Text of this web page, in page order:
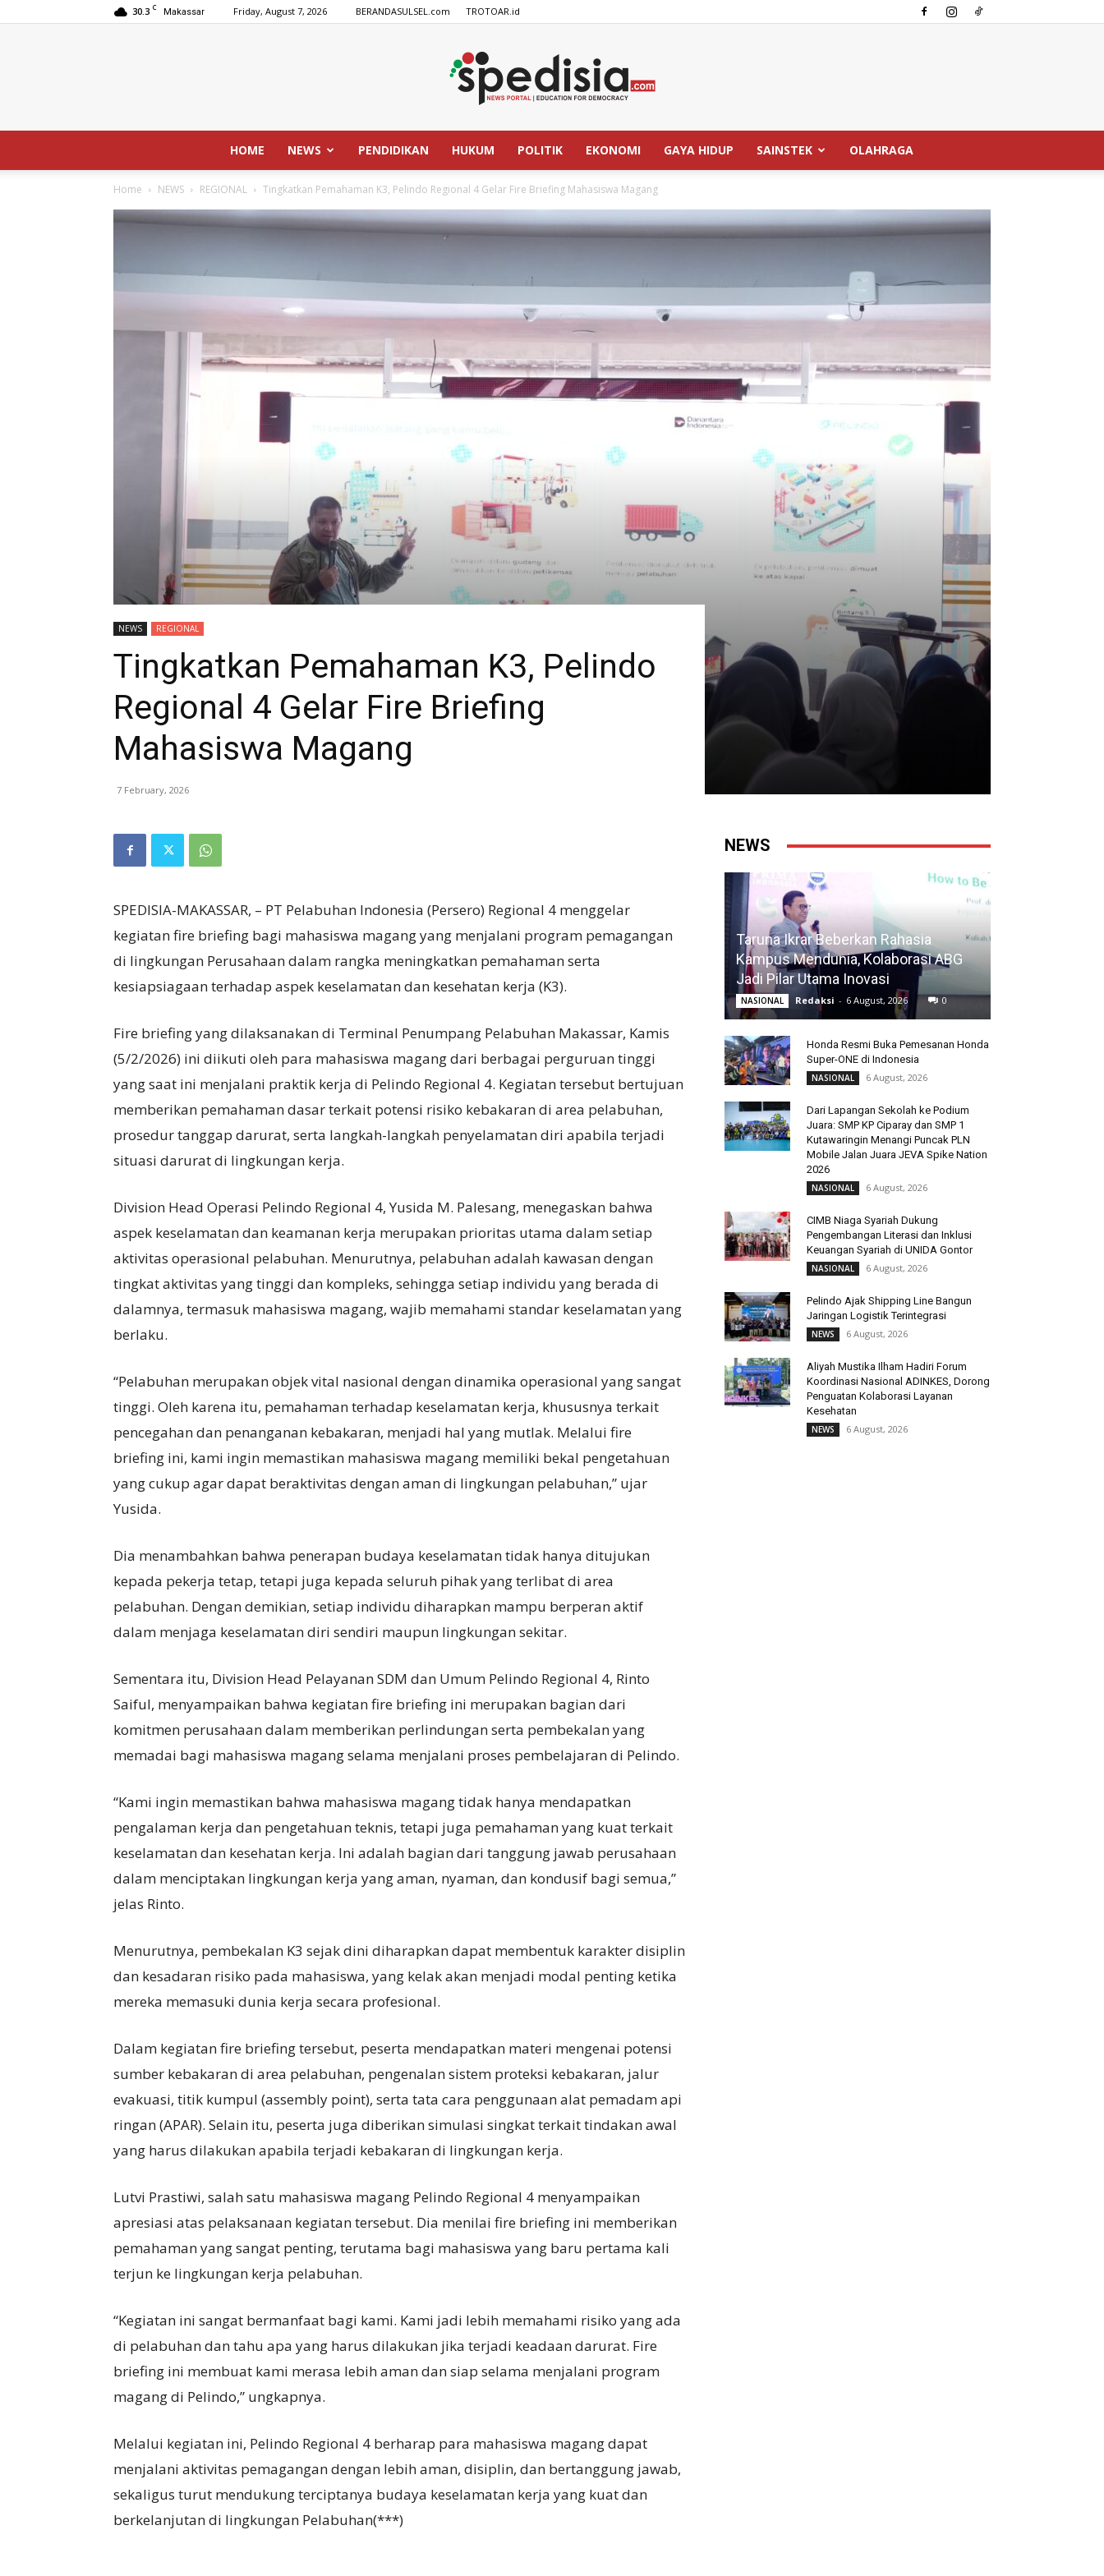
30.3 C Makassar Friday, August 7, 2026 BERANDASULSEL.com TROTOAR.id
SPEDISIA.com
HOME NEWS PENDIDIKAN HUKUM POLITIK EKONOMI GAYA HIDUP SAINSTEK OLAHRAGA
Home NEWS REGIONAL Tingkatkan Pemahaman K3, Pelindo Regional 4 Gelar Fire Briefing Mahasiswa Magang
NEWS REGIONAL
Tingkatkan Pemahaman K3, Pelindo
Regional 4 Gelar Fire Briefing
Mahasiswa Magang
7 February, 2026
SPEDISIA-MAKASSAR, – PT Pelabuhan Indonesia (Persero) Regional 4 menggelar
kegiatan fire briefing bagi mahasiswa magang yang menjalani program pemagangan
di lingkungan Perusahaan dalam rangka meningkatkan pemahaman serta
kesiapsiagaan terhadap aspek keselamatan dan kesehatan kerja (K3).
Fire briefing yang dilaksanakan di Terminal Penumpang Pelabuhan Makassar, Kamis
(5/2/2026) ini diikuti oleh para mahasiswa magang dari berbagai perguruan tinggi
yang saat ini menjalani praktik kerja di Pelindo Regional 4. Kegiatan tersebut bertujuan
memberikan pemahaman dasar terkait potensi risiko kebakaran di area pelabuhan,
prosedur tanggap darurat, serta langkah-langkah penyelamatan diri apabila terjadi
situasi darurat di lingkungan kerja.
Division Head Operasi Pelindo Regional 4, Yusida M. Palesang, menegaskan bahwa
aspek keselamatan dan keamanan kerja merupakan prioritas utama dalam setiap
aktivitas operasional pelabuhan. Menurutnya, pelabuhan adalah kawasan dengan
tingkat aktivitas yang tinggi dan kompleks, sehingga setiap individu yang berada di
dalamnya, termasuk mahasiswa magang, wajib memahami standar keselamatan yang
berlaku.
“Pelabuhan merupakan objek vital nasional dengan dinamika operasional yang sangat
tinggi. Oleh karena itu, pemahaman terhadap keselamatan kerja, khususnya terkait
pencegahan dan penanganan kebakaran, menjadi hal yang mutlak. Melalui fire
briefing ini, kami ingin memastikan mahasiswa magang memiliki bekal pengetahuan
yang cukup agar dapat beraktivitas dengan aman di lingkungan pelabuhan,” ujar
Yusida.
Dia menambahkan bahwa penerapan budaya keselamatan tidak hanya ditujukan
kepada pekerja tetap, tetapi juga kepada seluruh pihak yang terlibat di area
pelabuhan. Dengan demikian, setiap individu diharapkan mampu berperan aktif
dalam menjaga keselamatan diri sendiri maupun lingkungan sekitar.
Sementara itu, Division Head Pelayanan SDM dan Umum Pelindo Regional 4, Rinto
Saiful, menyampaikan bahwa kegiatan fire briefing ini merupakan bagian dari
komitmen perusahaan dalam memberikan perlindungan serta pembekalan yang
memadai bagi mahasiswa magang selama menjalani proses pembelajaran di Pelindo.
“Kami ingin memastikan bahwa mahasiswa magang tidak hanya mendapatkan
pengalaman kerja dan pengetahuan teknis, tetapi juga pemahaman yang kuat terkait
keselamatan dan kesehatan kerja. Ini adalah bagian dari tanggung jawab perusahaan
dalam menciptakan lingkungan kerja yang aman, nyaman, dan kondusif bagi semua,”
jelas Rinto.
Menurutnya, pembekalan K3 sejak dini diharapkan dapat membentuk karakter disiplin
dan kesadaran risiko pada mahasiswa, yang kelak akan menjadi modal penting ketika
mereka memasuki dunia kerja secara profesional.
Dalam kegiatan fire briefing tersebut, peserta mendapatkan materi mengenai potensi
sumber kebakaran di area pelabuhan, pengenalan sistem proteksi kebakaran, jalur
evakuasi, titik kumpul (assembly point), serta tata cara penggunaan alat pemadam api
ringan (APAR). Selain itu, peserta juga diberikan simulasi singkat terkait tindakan awal
yang harus dilakukan apabila terjadi kebakaran di lingkungan kerja.
Lutvi Prastiwi, salah satu mahasiswa magang Pelindo Regional 4 menyampaikan
apresiasi atas pelaksanaan kegiatan tersebut. Dia menilai fire briefing ini memberikan
pemahaman yang sangat penting, terutama bagi mahasiswa yang baru pertama kali
terjun ke lingkungan kerja pelabuhan.
“Kegiatan ini sangat bermanfaat bagi kami. Kami jadi lebih memahami risiko yang ada
di pelabuhan dan tahu apa yang harus dilakukan jika terjadi keadaan darurat. Fire
briefing ini membuat kami merasa lebih aman dan siap selama menjalani program
magang di Pelindo,” ungkapnya.
Melalui kegiatan ini, Pelindo Regional 4 berharap para mahasiswa magang dapat
menjalani aktivitas pemagangan dengan lebih aman, disiplin, dan bertanggung jawab,
sekaligus turut mendukung terciptanya budaya keselamatan kerja yang kuat dan
berkelanjutan di lingkungan Pelabuhan(***)
NEWS
Taruna Ikrar Beberkan Rahasia
Kampus Mendunia, Kolaborasi ABG
Jadi Pilar Utama Inovasi
NASIONAL Redaksi - 6 August, 2026 0
Honda Resmi Buka Pemesanan Honda
Super-ONE di Indonesia
NASIONAL 6 August, 2026
Dari Lapangan Sekolah ke Podium
Juara: SMP KP Ciparay dan SMP 1
Kutawaringin Menangi Puncak PLN
Mobile Jalan Juara JEVA Spike Nation
2026
NASIONAL 6 August, 2026
CIMB Niaga Syariah Dukung
Pengembangan Literasi dan Inklusi
Keuangan Syariah di UNIDA Gontor
NASIONAL 6 August, 2026
Pelindo Ajak Shipping Line Bangun
Jaringan Logistik Terintegrasi
NEWS 6 August, 2026
Aliyah Mustika Ilham Hadiri Forum
Koordinasi Nasional ADINKES, Dorong
Penguatan Kolaborasi Layanan
Kesehatan
NEWS 6 August, 2026